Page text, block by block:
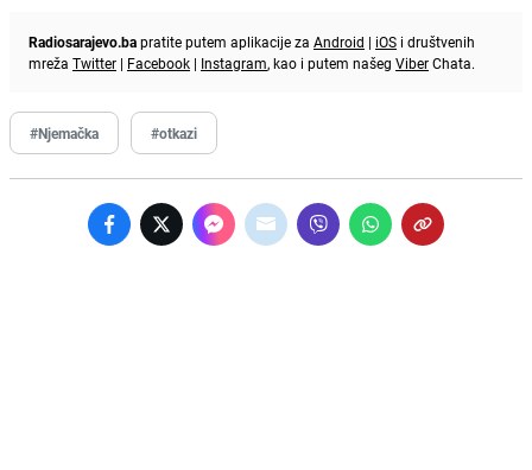
Radiosarajevo.bapratite putem aplikacije za Android | iOS i društvenih
mreža Twitter | Facebook | Instagram, kao i putem našeg ViberChata.
#Njemačka #otkazi